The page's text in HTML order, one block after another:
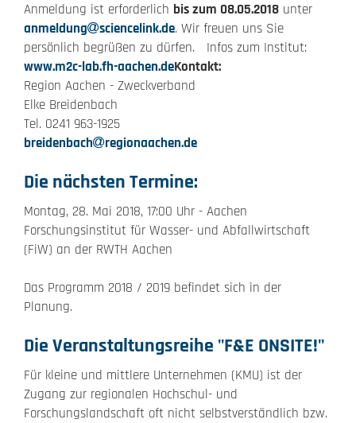
Anmeldung ist erforderlich bis zum 08.05.2018 unter
anmeldung
sciencelink.de. Wir freuen uns Sie
persönlich begrüßen zu dürfen. Infos zum Institut:
www.m2c-lab.fh-aachen.deKontakt:
Region Aachen - Zweckverband
Elke Breidenbach
Tel. 0241 963-1925
breidenbach
regionaachen.de
Die nächsten Termine:
Montag, 28. Mai 2018, 17:00 Uhr - Aachen
Forschungsinstitut für Wasser- und Abfallwirtschaft
(FiW) an der RWTH Aachen
Das Programm 2018 / 2019 befindet sich in der
Planung.
Die Veranstaltungsreihe "F&E ONSITE!"
Für kleine und mittlere Unternehmen (KMU) ist der
Zugang zur regionalen Hochschul- und
Forschungslandschaft oft nicht selbstverständlich bzw.